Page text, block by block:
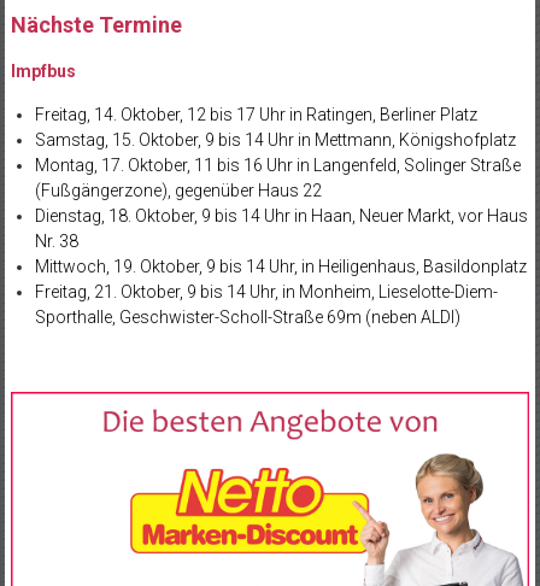
Nächste Termine
Impfbus
Freitag, 14. Oktober, 12 bis 17 Uhr in Ratingen, Berliner Platz
Samstag, 15. Oktober, 9 bis 14 Uhr in Mettmann, Königshofplatz
Montag, 17. Oktober, 11 bis 16 Uhr in Langenfeld, Solinger Straße
(Fußgängerzone), gegenüber Haus 22
Dienstag, 18. Oktober, 9 bis 14 Uhr in Haan, Neuer Markt, vor Haus
Nr. 38
Mittwoch, 19. Oktober, 9 bis 14 Uhr, in Heiligenhaus, Basildonplatz
Freitag, 21. Oktober, 9 bis 14 Uhr, in Monheim, Lieselotte-Diem-
Sporthalle, Geschwister-Scholl-Straße 69m (neben ALDI)